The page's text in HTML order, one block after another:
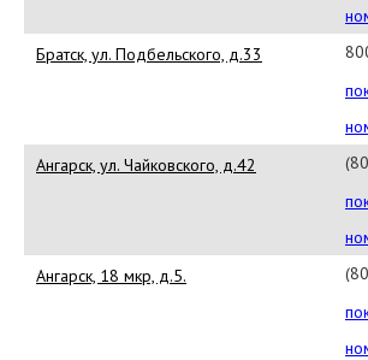
11
Братск, ул. Подбельского, д.33
11
Ангарск, ул. Чайковского, д.42
11
Ангарск, 18 мкр, д.5.
11